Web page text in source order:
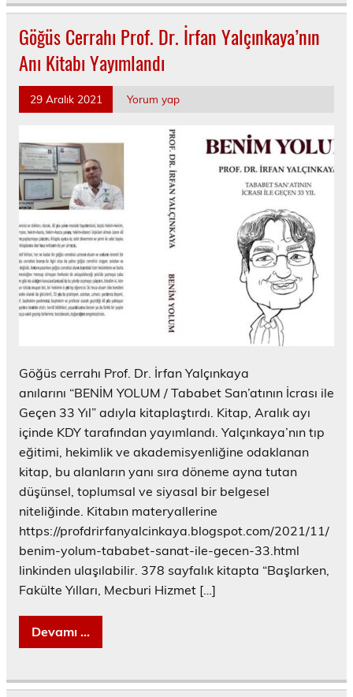
Göğüs Cerrahı Prof. Dr. İrfan Yalçınkaya’nın
Anı Kitabı Yayımlandı
29 Aralık 2021 Yorum yap
Göğüs cerrahı Prof. Dr. İrfan Yalçınkaya
anılarını “BENİM YOLUM / Tababet San’atının İcrası ile
Geçen 33 Yıl” adıyla kitaplaştırdı. Kitap, Aralık ayı
içinde KDY tarafından yayımlandı. Yalçınkaya’nın tıp
eğitimi, hekimlik ve akademisyenliğine odaklanan
kitap, bu alanların yanı sıra döneme ayna tutan
düşünsel, toplumsal ve siyasal bir belgesel
niteliğinde. Kitabın materyallerine
https://profdrirfanyalcinkaya.blogspot.com/2021/11/
benim-yolum-tababet-sanat-ile-gecen-33.html
linkinden ulaşılabilir. 378 sayfalık kitapta “Başlarken,
Fakülte Yılları, Mecburi Hizmet […]
Devamı ...